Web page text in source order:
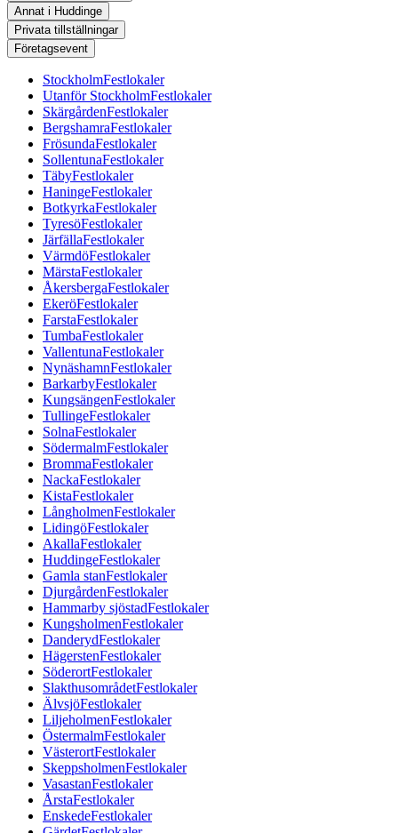
Annat i Huddinge
Privata tillställningar
Företagsevent
StockholmFestlokaler
Utanför StockholmFestlokaler
SkärgårdenFestlokaler
BergshamraFestlokaler
FrösundaFestlokaler
SollentunaFestlokaler
TäbyFestlokaler
HaningeFestlokaler
BotkyrkaFestlokaler
TyresöFestlokaler
JärfällaFestlokaler
VärmdöFestlokaler
MärstaFestlokaler
ÅkersbergaFestlokaler
EkeröFestlokaler
FarstaFestlokaler
TumbaFestlokaler
VallentunaFestlokaler
NynäshamnFestlokaler
BarkarbyFestlokaler
KungsängenFestlokaler
TullingeFestlokaler
SolnaFestlokaler
SödermalmFestlokaler
BrommaFestlokaler
NackaFestlokaler
KistaFestlokaler
LångholmenFestlokaler
LidingöFestlokaler
AkallaFestlokaler
HuddingeFestlokaler
Gamla stanFestlokaler
DjurgårdenFestlokaler
Hammarby sjöstadFestlokaler
KungsholmenFestlokaler
DanderydFestlokaler
HägerstenFestlokaler
SöderortFestlokaler
SlakthusområdetFestlokaler
ÄlvsjöFestlokaler
LiljeholmenFestlokaler
ÖstermalmFestlokaler
VästerortFestlokaler
SkeppsholmenFestlokaler
VasastanFestlokaler
ÅrstaFestlokaler
EnskedeFestlokaler